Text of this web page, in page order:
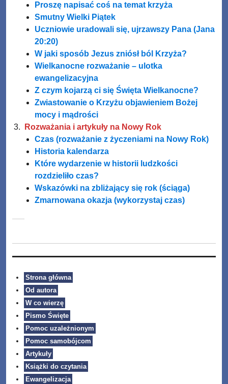
Proszę napisać coś na temat krzyża
Smutny Wielki Piątek
Uczniowie uradowali się, ujrzawszy Pana (Jana
20:20)
W jaki sposób Jezus zniósł ból Krzyża?
Wielkanocne rozważanie – ulotka
ewangelizacyjna
Z czym kojarzą ci się Święta Wielkanocne?
Zwiastowanie o Krzyżu objawieniem Bożej
mocy i mądrości
Rozważania i artykuły na Nowy Rok
Czas (rozważanie z życzeniami na Nowy Rok)
Historia kalendarza
Które wydarzenie w historii ludzkości
rozdzieliło czas?
Wskazówki na zbliżający się rok (ściąga)
Zmarnowana okazja (wykorzystaj czas)
Strona główna
Od autora
W co wierzę
Pismo Święte
Pomoc uzależnionym
Pomoc samobójcom
Artykuły
Książki do czytania
Ewangelizacja